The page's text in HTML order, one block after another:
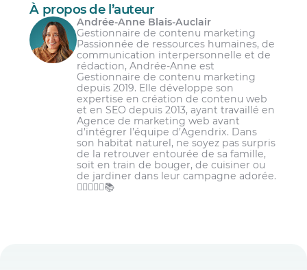
À propos de l’auteur
Andrée-Anne Blais-Auclair
Gestionnaire de contenu marketing
Passionnée de ressources humaines, de
communication interpersonnelle et de
rédaction, Andrée-Anne est
Gestionnaire de contenu marketing
depuis 2019. Elle développe son
expertise en création de contenu web
et en SEO depuis 2013, ayant travaillé en
Agence de marketing web avant
d’intégrer l’équipe d’Agendrix. Dans
son habitat naturel, ne soyez pas surpris
de la retrouver entourée de sa famille,
soit en train de bouger, de cuisiner ou
de jardiner dans leur campagne adorée.
🏋️‍♀️👩‍🌾🌾📚